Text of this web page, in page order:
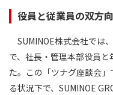
役員と従業員の双方
SUMINOE株式会社では
で、社長・管理本部役員
た。この「ツナグ座談会
る状況下で、SUMINOE